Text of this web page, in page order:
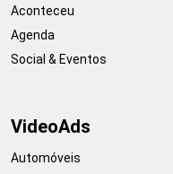
Aconteceu
Agenda
Social & Eventos
VideoAds
Automóveis